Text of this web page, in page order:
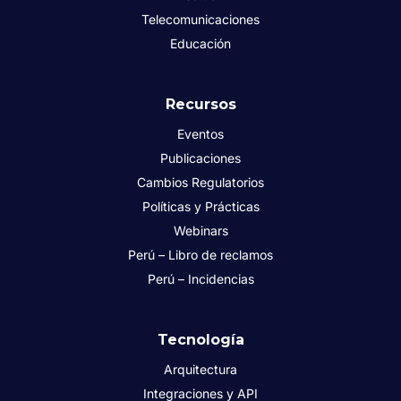
Telecomunicaciones
Educación
Recursos
Eventos
Publicaciones
Cambios Regulatorios
Políticas y Prácticas
Webinars
Perú – Libro de reclamos
Perú – Incidencias
Tecnología
Arquitectura
Integraciones y API